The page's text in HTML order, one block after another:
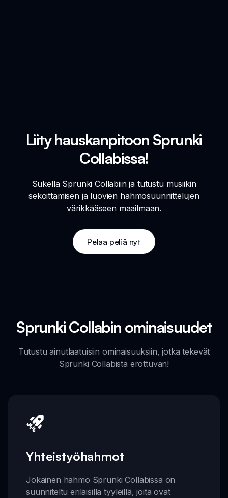
Liity hauskanpitoon Sprunki
Collabissa!
Sukella Sprunki Collabiin ja tutustu musiikin
sekoittamisen ja luovien hahmosuunnittelujen
värikkääseen maailmaan.
Pelaa peliä nyt
Sprunki Collabin ominaisuudet
Tutustu ainutlaatuisiin ominaisuuksiin, jotka tekevät
Sprunki Collabista erottuvan!
Yhteistyöhahmot
Jokainen hahmo Sprunki Collabissa on
suunniteltu erilaisilla tyyleillä, joita ovat